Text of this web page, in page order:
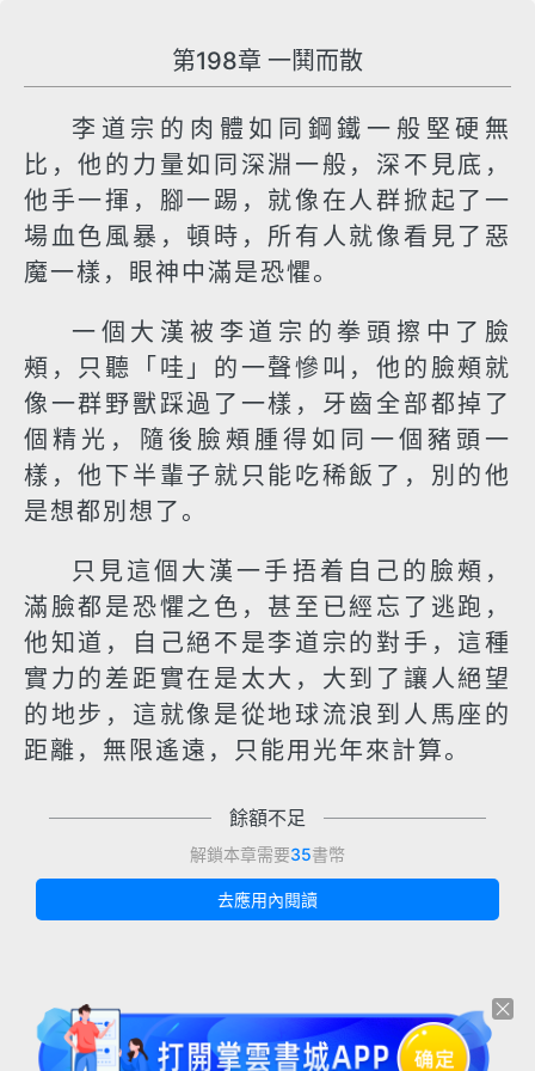
第198章 一鬨而散
李道宗的肉體如同鋼鐵一般堅硬無
比，他的力量如同深淵一般，深不見底，
他手一揮，腳一踢，就像在人群掀起了一
場血色風暴，頓時，所有人就像看見了惡
魔一樣，眼神中滿是恐懼。
一個大漢被李道宗的拳頭擦中了臉
頰，只聽「哇」的一聲慘叫，他的臉頰就
像一群野獸踩過了一樣，牙齒全部都掉了
個精光，隨後臉頰腫得如同一個豬頭一
樣，他下半輩子就只能吃稀飯了，別的他
是想都別想了。
只見這個大漢一手捂着自己的臉頰，
滿臉都是恐懼之色，甚至已經忘了逃跑，
他知道，自己絕不是李道宗的對手，這種
實力的差距實在是太大，大到了讓人絕望
的地步，這就像是從地球流浪到人馬座的
距離，無限遙遠，只能用光年來計算。
餘額不足
解鎖本章需要35書幣
去應用內閱讀